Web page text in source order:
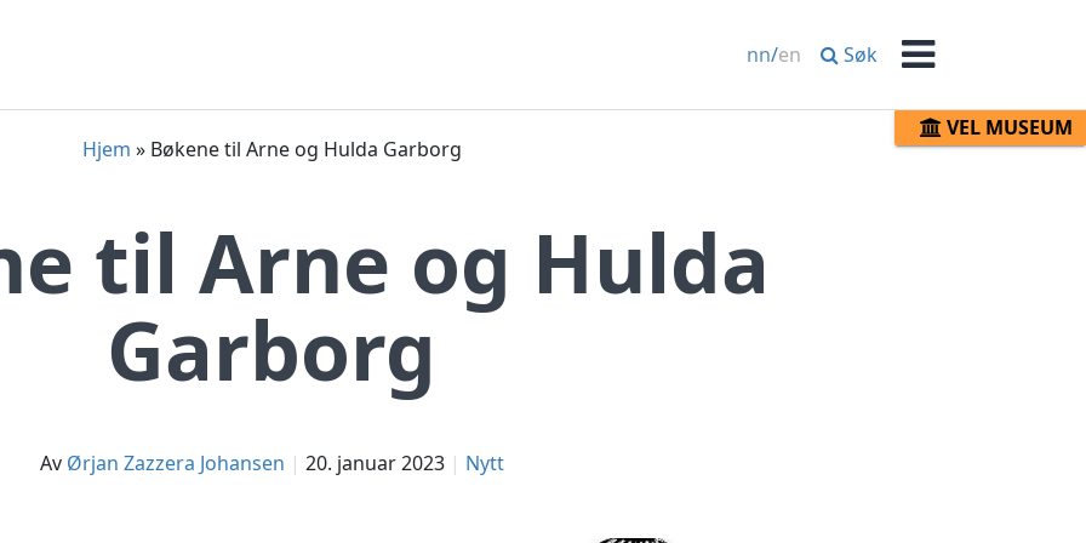
nn/en Søk
Hjem » Bøkene til Arne og Hulda Garborg
VEL MUSEUM
til Arne og Hulda
Garborg
av Ørjan Zazzera Johansen 20. januar 2023 Nytt